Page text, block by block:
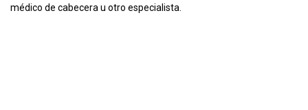
médico de cabecera u otro especialista.